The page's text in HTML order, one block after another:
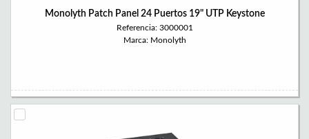
Monolyth Patch Panel 24 Puertos 19" UTP Keystone
Referencia: 3000001
Marca: Monolyth